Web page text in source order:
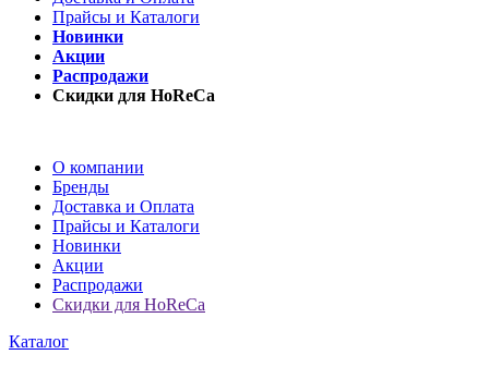
Прайсы и Каталоги
Новинки
Акции
Распродажи
Скидки для HoReCa
О компании
Бренды
Доставка и Оплата
Прайсы и Каталоги
Новинки
Акции
Распродажи
Скидки для HoReCa
Каталог